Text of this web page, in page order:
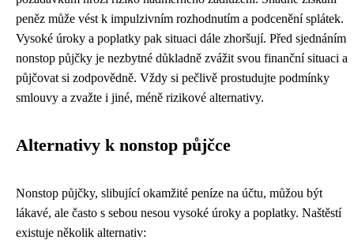
peněz může vést k impulzivním rozhodnutím a podcenění splátek.
Vysoké úroky a poplatky pak situaci dále zhoršují. Před sjednáním
nonstop půjčky je nezbytné důkladně zvážit svou finanční situaci a
půjčovat si zodpovědně. Vždy si pečlivě prostudujte podmínky
smlouvy a zvažte i jiné, méně rizikové alternativy.
Alternativy k nonstop půjčce
Nonstop půjčky, slibující okamžité peníze na účtu, můžou být
lákavé, ale často s sebou nesou vysoké úroky a poplatky. Naštěstí
existuje několik alternativ: